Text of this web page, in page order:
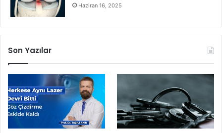
Haziran 16, 2025
Son Yazılar